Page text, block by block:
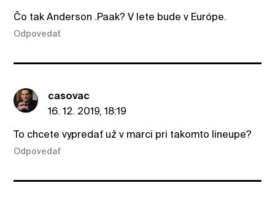
Čo tak Anderson .Paak? V lete bude v Európe.
Odpovedať
casovac
16. 12. 2019, 18:19
To chcete vypredať už v marci pri takomto lineupe?
Odpovedať